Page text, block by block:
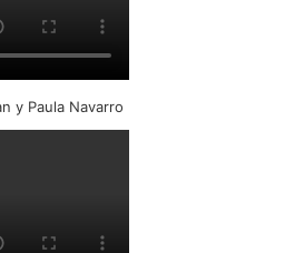
y Paula Navarro